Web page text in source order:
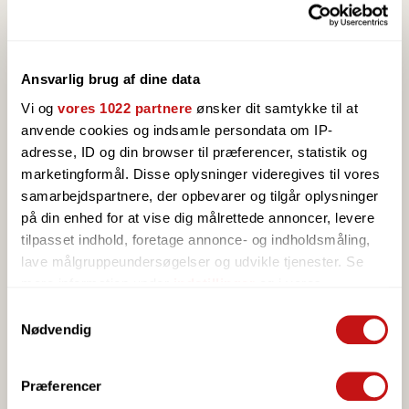
Ansvarlig brug af dine data
Vi og vores 1022 partnere ønsker dit samtykke til at
anvende cookies og indsamle persondata om IP-
adresse, ID og din browser til præferencer, statistik og
marketingformål. Disse oplysninger videregives til vores
samarbejdspartnere, der opbevarer og tilgår oplysninger
på din enhed for at vise dig målrettede annoncer, levere
tilpasset indhold, foretage annonce- og indholdsmåling,
lave målgruppeundersøgelser og udvikle tjenester. Se
tilbage eller ændre indstillinger fra vores
"Cookiedeklaration", eller ved at trykke på "Privacy
Nødvendig
Præferencer
OVERNATTING
Under korpsfestivalen bor dere i velutstyrte
feriehus, -hytter eller rom i noen av Bornholms
beste feriesteder.
Alle bostedene har omfattende aktivitetstilbud.
SE FERIESTEDER